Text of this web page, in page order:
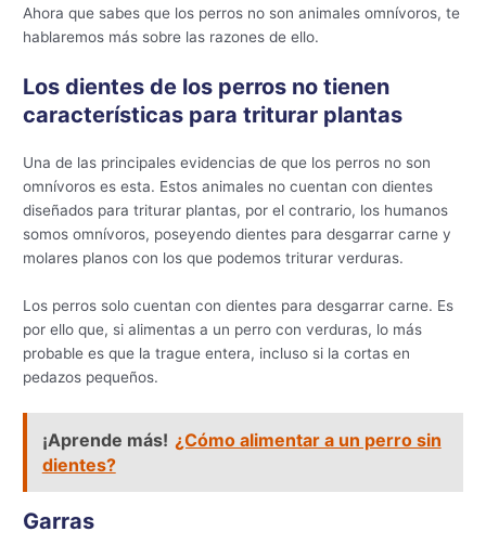
Ahora que sabes que los perros no son animales omnívoros, te
hablaremos más sobre las razones de ello.
Los dientes de los perros no tienen
características para triturar plantas
Una de las principales evidencias de que los perros no son
omnívoros es esta. Estos animales no cuentan con dientes
diseñados para triturar plantas, por el contrario, los humanos
somos omnívoros, poseyendo dientes para desgarrar carne y
molares planos con los que podemos triturar verduras.
Los perros solo cuentan con dientes para desgarrar carne. Es
por ello que, si alimentas a un perro con verduras, lo más
probable es que la trague entera, incluso si la cortas en
pedazos pequeños.
¡Aprende más! ¿Cómo alimentar a un perro sin
dientes?
Garras